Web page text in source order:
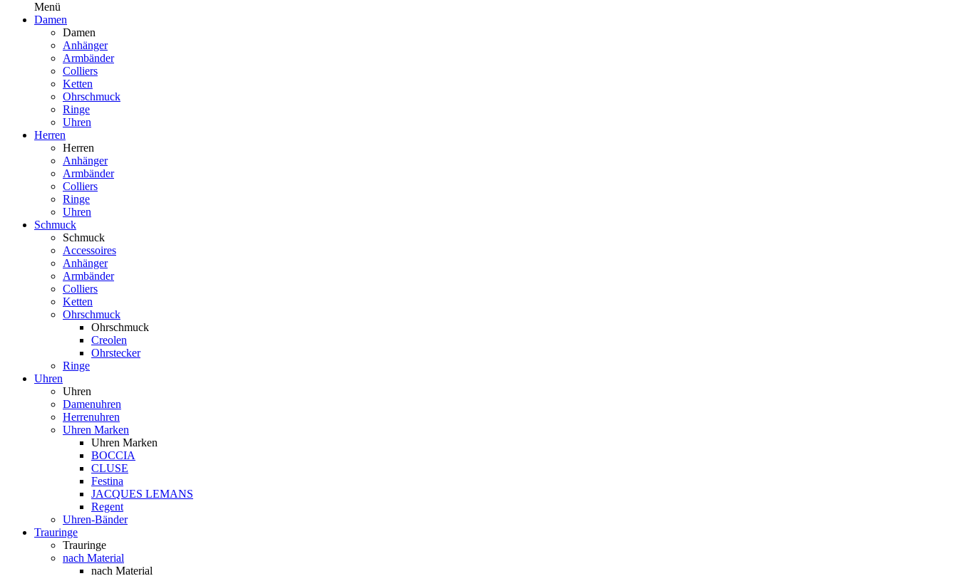
Menü
Damen
Damen
Anhänger
Armbänder
Colliers
Ketten
Ohrschmuck
Ringe
Uhren
Herren
Herren
Anhänger
Armbänder
Colliers
Ringe
Uhren
Schmuck
Schmuck
Accessoires
Anhänger
Armbänder
Colliers
Ketten
Ohrschmuck
Ohrschmuck
Creolen
Ohrstecker
Ringe
Uhren
Uhren
Damenuhren
Herrenuhren
Uhren Marken
Uhren Marken
BOCCIA
CLUSE
Festina
JACQUES LEMANS
Regent
Uhren-Bänder
Trauringe
Trauringe
nach Material
nach Material